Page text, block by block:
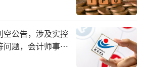
“天花板”
年李子园因产品、模式、渠
一，业绩增长已经遇到天花
空公告，涉及实控
题，会计师事务